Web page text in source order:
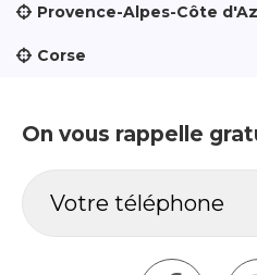
Provence-Alpes-Côte
Corse
On vous rappelle